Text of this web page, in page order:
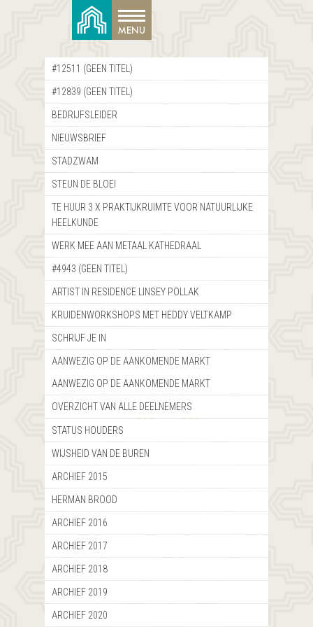
#12511 (GEEN TITEL)
#12839 (GEEN TITEL)
BEDRIJFSLEIDER
NIEUWSBRIEF
STADZWAM
STEUN DE BLOEI
TE HUUR 3 X PRAKTIJKRUIMTE VOOR NATUURLIJKE
HEELKUNDE
WERK MEE AAN METAAL KATHEDRAAL
#4943 (GEEN TITEL)
ARTIST IN RESIDENCE LINSEY POLLAK
KRUIDENWORKSHOPS MET HEDDY VELTKAMP
SCHRIJF JE IN
AANWEZIG OP DE AANKOMENDE MARKT
AANWEZIG OP DE AANKOMENDE MARKT
OVERZICHT VAN ALLE DEELNEMERS
STATUS HOUDERS
WIJSHEID VAN DE BUREN
ARCHIEF 2015
HERMAN BROOD
ARCHIEF 2016
ARCHIEF 2017
ARCHIEF 2018
ARCHIEF 2019
ARCHIEF 2020